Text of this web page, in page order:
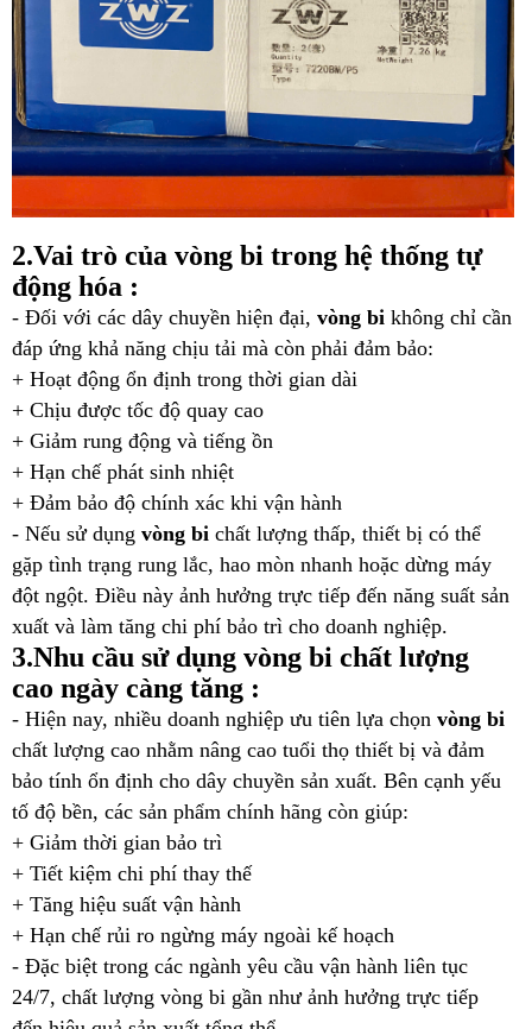
2.Vai trò của vòng bi trong hệ thống tự
động hóa :
- Đối với các dây chuyền hiện đại, vòng bi không chỉ cần
đáp ứng khả năng chịu tải mà còn phải đảm bảo:
+ Hoạt động ổn định trong thời gian dài
+ Chịu được tốc độ quay cao
+ Giảm rung động và tiếng ồn
+ Hạn chế phát sinh nhiệt
+ Đảm bảo độ chính xác khi vận hành
- Nếu sử dụng vòng bi chất lượng thấp, thiết bị có thể
gặp tình trạng rung lắc, hao mòn nhanh hoặc dừng máy
đột ngột. Điều này ảnh hưởng trực tiếp đến năng suất sản
xuất và làm tăng chi phí bảo trì cho doanh nghiệp.
3.Nhu cầu sử dụng vòng bi chất lượng
cao ngày càng tăng :
- Hiện nay, nhiều doanh nghiệp ưu tiên lựa chọn vòng bi
chất lượng cao nhằm nâng cao tuổi thọ thiết bị và đảm
bảo tính ổn định cho dây chuyền sản xuất. Bên cạnh yếu
tố độ bền, các sản phẩm chính hãng còn giúp:
+ Giảm thời gian bảo trì
+ Tiết kiệm chi phí thay thế
+ Tăng hiệu suất vận hành
+ Hạn chế rủi ro ngừng máy ngoài kế hoạch
- Đặc biệt trong các ngành yêu cầu vận hành liên tục
24/7, chất lượng vòng bi gần như ảnh hưởng trực tiếp